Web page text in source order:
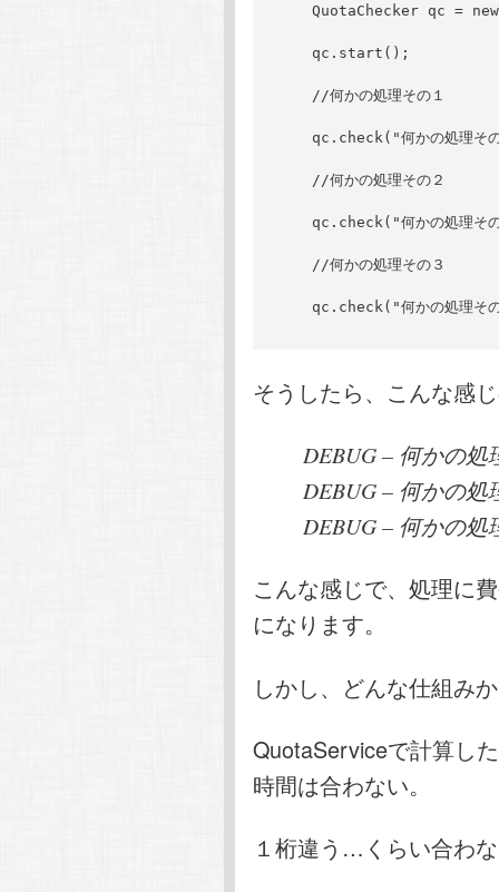
QuotaChecker qc =
    qc.start();
    //何かの処理その１
qc.check("何かの処理そ
    //何かの処理その２
qc.check("何かの処理そ
    //何かの処理その３
qc.check("何かの処理そ
そうしたら、こんな感
DEBUG – 何かの処
DEBUG – 何かの処
DEBUG – 何かの処
こんな感じで、処理に
になります。
しかし、どんな仕組み
QuotaServiceで計算し
時間は合わない。
１桁違う…くらい合わ